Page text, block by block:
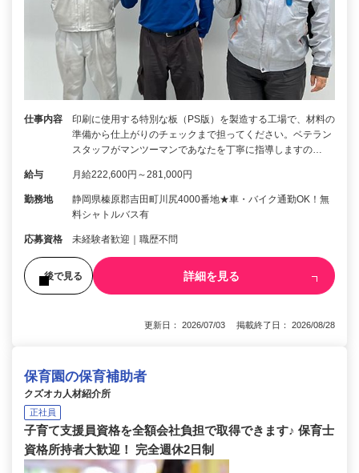
仕事内容
印刷に使用する特別な板（PS版）を製造する工場で、材料の
準備から仕上がりのチェックまで担ってください。ベテラン
スタッフがマンツーマンであなたを丁寧に指導しますの…
給与 月給222,600円～281,000円
勤務地
静岡県榛原郡吉田町川尻4000番地★車・バイク通勤OK！無
料シャトルバス有
応募資格 未経験者歓迎｜職歴不問
後で見る 詳細を見る
更新日： 2026/07/03 掲載終了日： 2026/08/28
保育園の保育補助者
クズオカ人材紹介所
正社員
子育て支援員資格を全額会社負担で取得できます♪ 保育士
資格所持者大歓迎！ 完全週休2日制